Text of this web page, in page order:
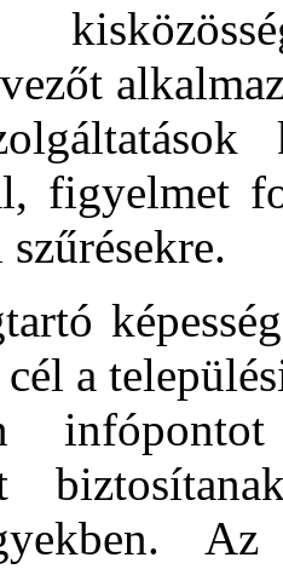
figyelmet
cél a
Az